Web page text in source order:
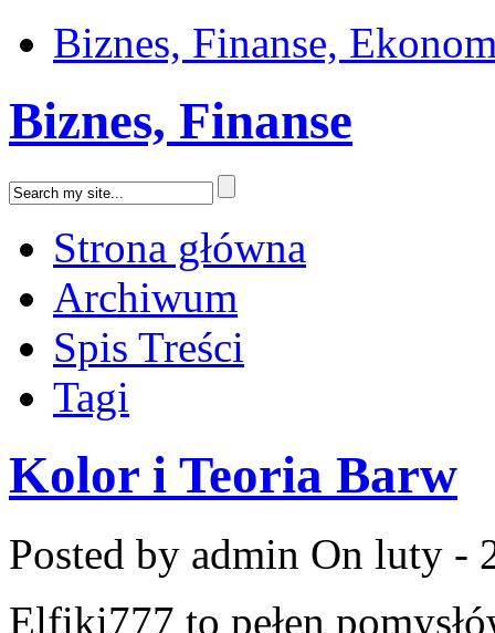
Biznes, Finanse,
Biznes, Finanse
Strona główna
Archiwum
Spis Treści
Tagi
Kolor i Teoria Barw
Posted by admin On luty -
Elfiki777 to pełen